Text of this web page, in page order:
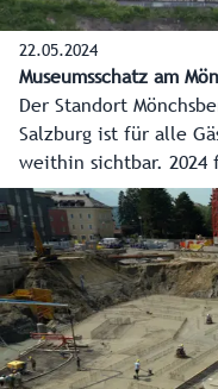
22.05.2024
Museumsschatz am
Der Standort
Salzburg ist für alle
weithin sichtbar. 2024
Bestehen und ist auch
ständiger Blickfang.